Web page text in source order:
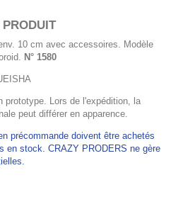
10 cm avec accessoires. Modèle
N° 1580
prototype. Lors de l'expédition, la
peut différer en apparence.
précommande doivent être achetés
en stock. CRAZY PRODERS ne gère